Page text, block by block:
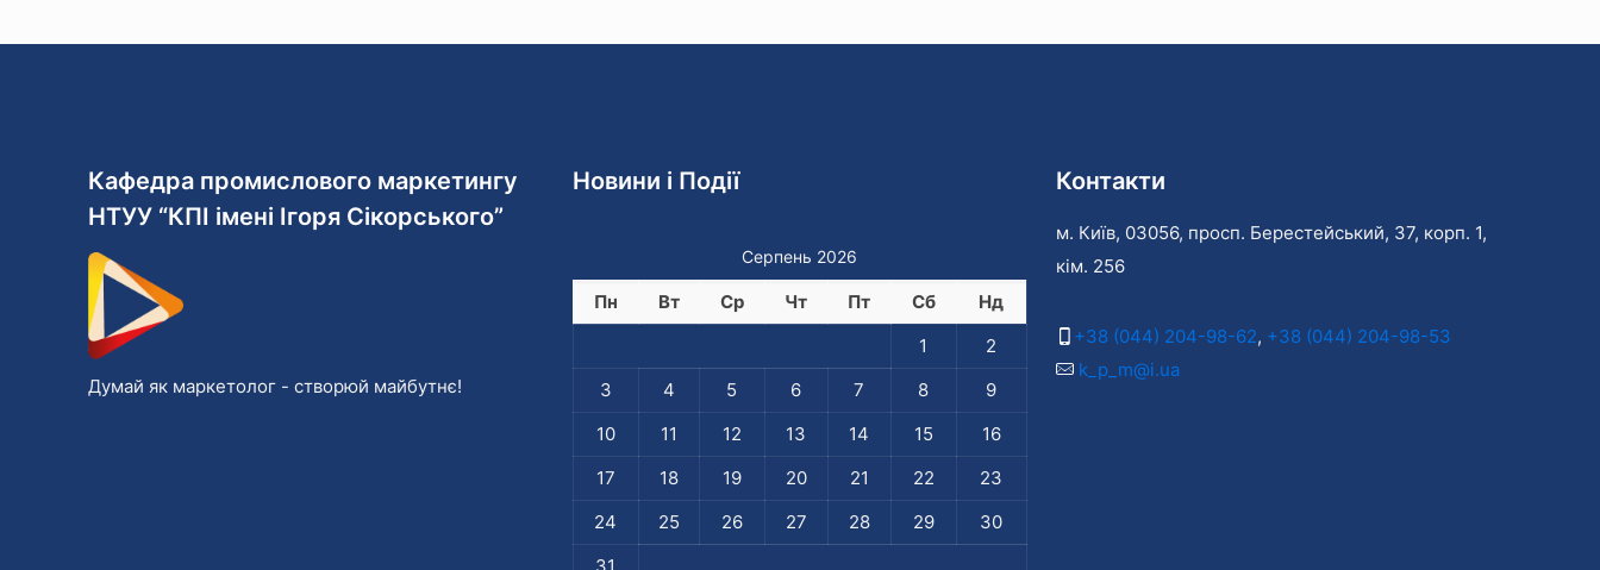
Кафедра промислового маркетингу
НТУУ “КПІ імені Ігоря Сікорського”
Думай як маркетолог - cтворюй майбутнє!
Новини і Події
Серпень 2026
Пн Вт Ср Чт Пт Сб
Нд
1
2
3
4 5 6 7 8
9
10
11 12 13 14 15
16
17
18 19 20 21 22
23
24
25 26 27 28 29
30
Контакти
м. Київ, 03056, просп. Берестейський, 37, корп. 1,
кім. 256
+38 (044) 204-98-62, +38 (044) 204-98-53
k_p_m@i.ua